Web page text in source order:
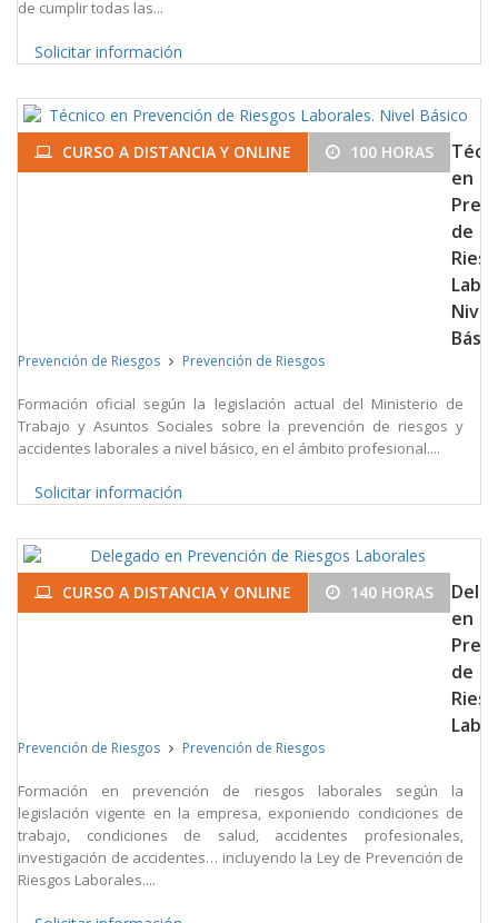
de cumplir todas las...
Solicitar información
CURSO A DISTANCIA Y ONLINE 100 HORAS
en
de
Nivel
Prevención de Riesgos Prevención de Riesgos
Formación oficial según la legislación actual del Ministerio de
Trabajo y Asuntos Sociales sobre la prevención de riesgos y
accidentes laborales a nivel básico, en el ámbito profesional....
Solicitar información
CURSO A DISTANCIA Y ONLINE 140 HORAS
en
de
Prevención de Riesgos Prevención de Riesgos
Formación en prevención de riesgos laborales según la
legislación vigente en la empresa, exponiendo condiciones de
trabajo, condiciones de salud, accidentes profesionales,
investigación de accidentes… incluyendo la Ley de Prevención de
Riesgos Laborales....